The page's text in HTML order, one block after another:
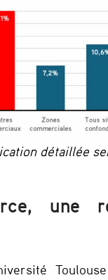
détaillée
une